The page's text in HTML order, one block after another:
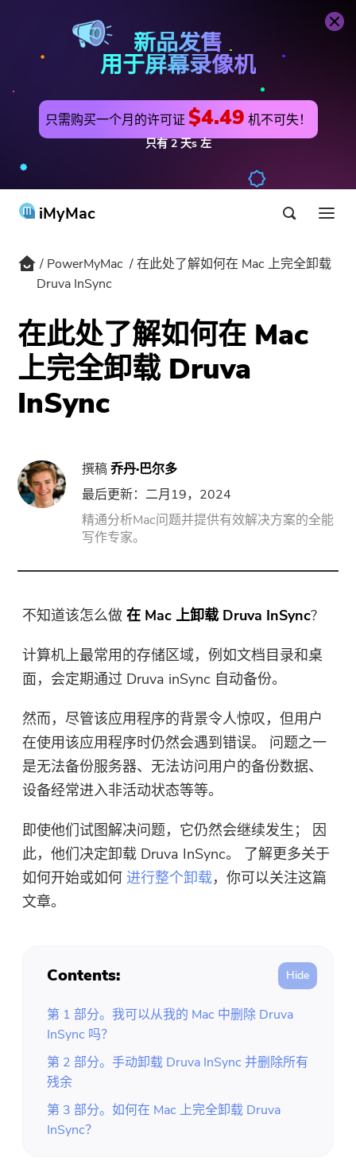
新品发售
用于屏幕录像机
只需购买一个月的许可证$4.49 机不可失！
只有2 天s左
iMyMac
产品与解决方案
最热
PowerMyMac
强力卸载
屏幕录影大师
PDF压缩机
免费视频编辑器
免费照片压缩机
免费的PDF压缩器
支持
PowerMyMac
PowerMyMac
在此处了解如何在 Mac 上完全卸载
Druva InSync
在此处了解如何在 Mac
上完全卸载 Druva
InSync
撰稿乔丹·巴尔多
最后更新：二月19，2024
精通分析Mac问题并提供有效解决方案的全能
写作专家。
不知道该怎么做在 Mac 上卸载 Druva InSync?
计算机上最常用的存储区域，例如文档目录和桌
面，会定期通过 Druva inSync 自动备份。
然而，尽管该应用程序的背景令人惊叹，但用户
在使用该应用程序时仍然会遇到错误。 问题之一
是无法备份服务器、无法访问用户的备份数据、
设备经常进入非活动状态等等。
即使他们试图解决问题，它仍然会继续发生； 因
此，他们决定卸载 Druva InSync。 了解更多关于
如何开始或如何 进行整个卸载，你可以关注这篇
文章。
Contents:
第 1 部分。我可以从我的 Mac 中删除 Druva
InSync 吗？
第 2 部分。手动卸载 Druva InSync 并删除所有
残余
第 3 部分。如何在 Mac 上完全卸载 Druva
InSync？